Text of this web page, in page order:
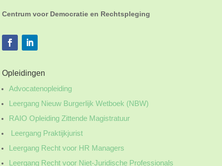
Centrum voor Democratie en Rechtspleging
Opleidingen
Advocatenopleiding
Leergang Nieuw Burgerlijk Wetboek (NBW)
RAIO Opleiding Zittende Magistratuur
Leergang Praktijkjurist
Leergang Recht voor HR Managers
Leergang Recht voor Niet-Juridische Professionals